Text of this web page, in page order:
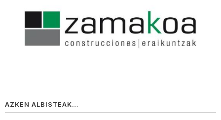
AZKEN ALBISTEAK…